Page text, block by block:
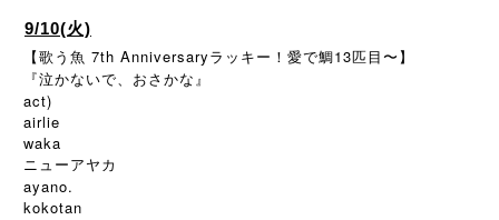
9/10(火)
【歌う魚 7th Anniversaryラッキー！愛で鯛13匹目〜】
『泣かないで、おさかな』
act)
airlie
waka
ニューアヤカ
ayano.
kokotan